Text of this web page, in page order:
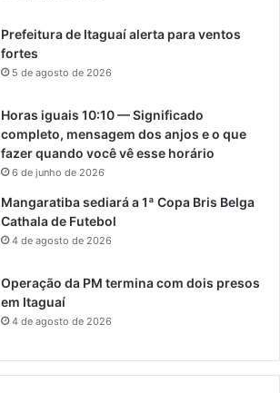
Prefeitura de Itaguaí alerta para ventos
fortes
5 de agosto de 2026
Horas iguais 10:10 — Significado
completo, mensagem dos anjos e o que
fazer quando você vê esse horário
6 de junho de 2026
Mangaratiba sediará a 1ª Copa Bris Belga
Cathala de Futebol
4 de agosto de 2026
Operação da PM termina com dois presos
em Itaguaí
4 de agosto de 2026